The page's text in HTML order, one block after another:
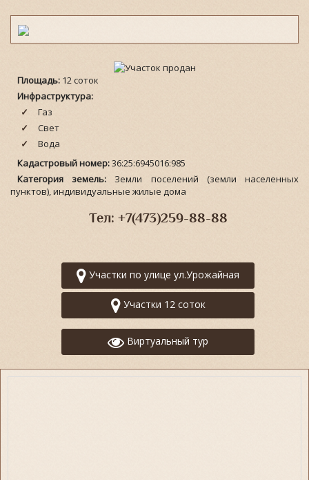
Площадь: 12 соток
Инфраструктура:
Газ
Свет
Вода
Кадастровый номер:36:25:6945016:985
Категория земель: Земли поселений (земли населенных
пунктов), индивидуальные жилые дома
Тел: +7(473)259-88-88
Участки по улице ул.Урожайная
Участки 12 соток
Виртуальный тур